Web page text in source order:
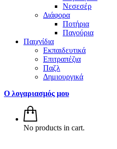
Νεσεσέρ
Διάφορα
Ποτήρια
Παγούρια
Παιχνίδια
Εκπαιδευτικά
Επιτραπέζια
Παζλ
Δημιουργικά
Ο λογαριασμός μου
No products in cart.